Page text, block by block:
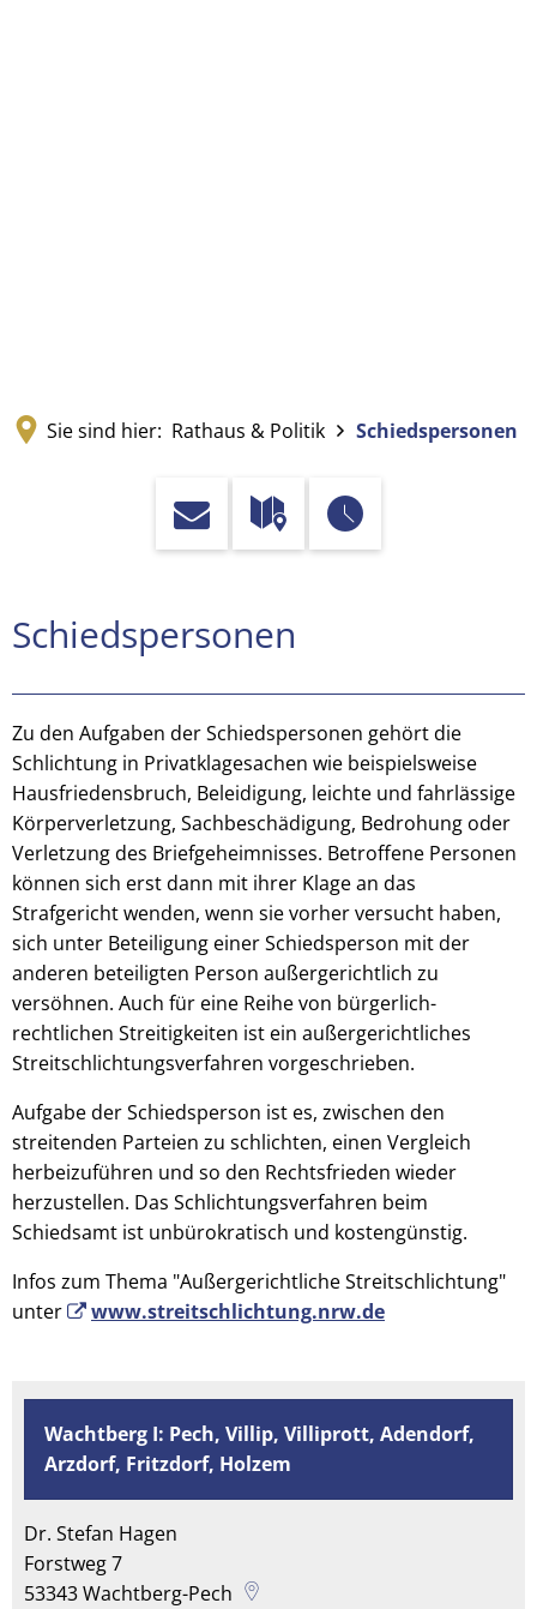
Sie sind hier: Rathaus & Politik Schiedspersonen
Schiedspersonen
Schiedspersonen
Zu den Aufgaben der Schiedspersonen gehört die
Schlichtung in Privatklagesachen wie beispielsweise
Hausfriedensbruch, Beleidigung, leichte und fahrlässige
Körperverletzung, Sachbeschädigung, Bedrohung oder
Verletzung des Briefgeheimnisses. Betroffene Personen
können sich erst dann mit ihrer Klage an das
Strafgericht wenden, wenn sie vorher versucht haben,
sich unter Beteiligung einer Schiedsperson mit der
anderen beteiligten Person außergerichtlich zu
versöhnen. Auch für eine Reihe von bürgerlich-
rechtlichen Streitigkeiten ist ein außergerichtliches
Streitschlichtungsverfahren vorgeschrieben.
Aufgabe der Schiedsperson ist es, zwischen den
streitenden Parteien zu schlichten, einen Vergleich
herbeizuführen und so den Rechtsfrieden wieder
herzustellen. Das Schlichtungsverfahren beim
Schiedsamt ist unbürokratisch und kostengünstig.
Infos zum Thema "Außergerichtliche Streitschlichtung"
unter
www.streitschlichtung.nrw.de
Wachtberg I: Pech, Villip, Villiprott, Adendorf,
Arzdorf, Fritzdorf, Holzem
Dr. Stefan Hagen
Forstweg 7
53343Wachtberg-Pech